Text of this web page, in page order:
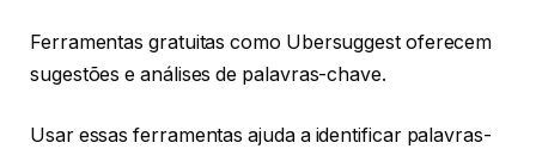
Ferramentas gratuitas como Ubersuggest oferecem
sugestões e análises de palavras-chave.
Usar essas ferramentas ajuda a identificar palavras-